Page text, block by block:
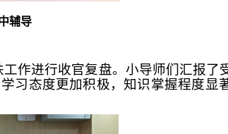
辅导
作进行收官复盘。小导师们汇报了
习态度更加积极，知识掌握程度显